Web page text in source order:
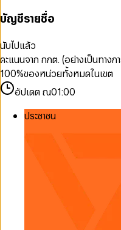
บัญชีรายชื่อ
นับไปแล้ว
คะแนนจาก กกต. (อย่างเป็นทางก
100%ของหน่วยทั้งหมดในเขต
อัปเดต ณ01:00
ประชาชน